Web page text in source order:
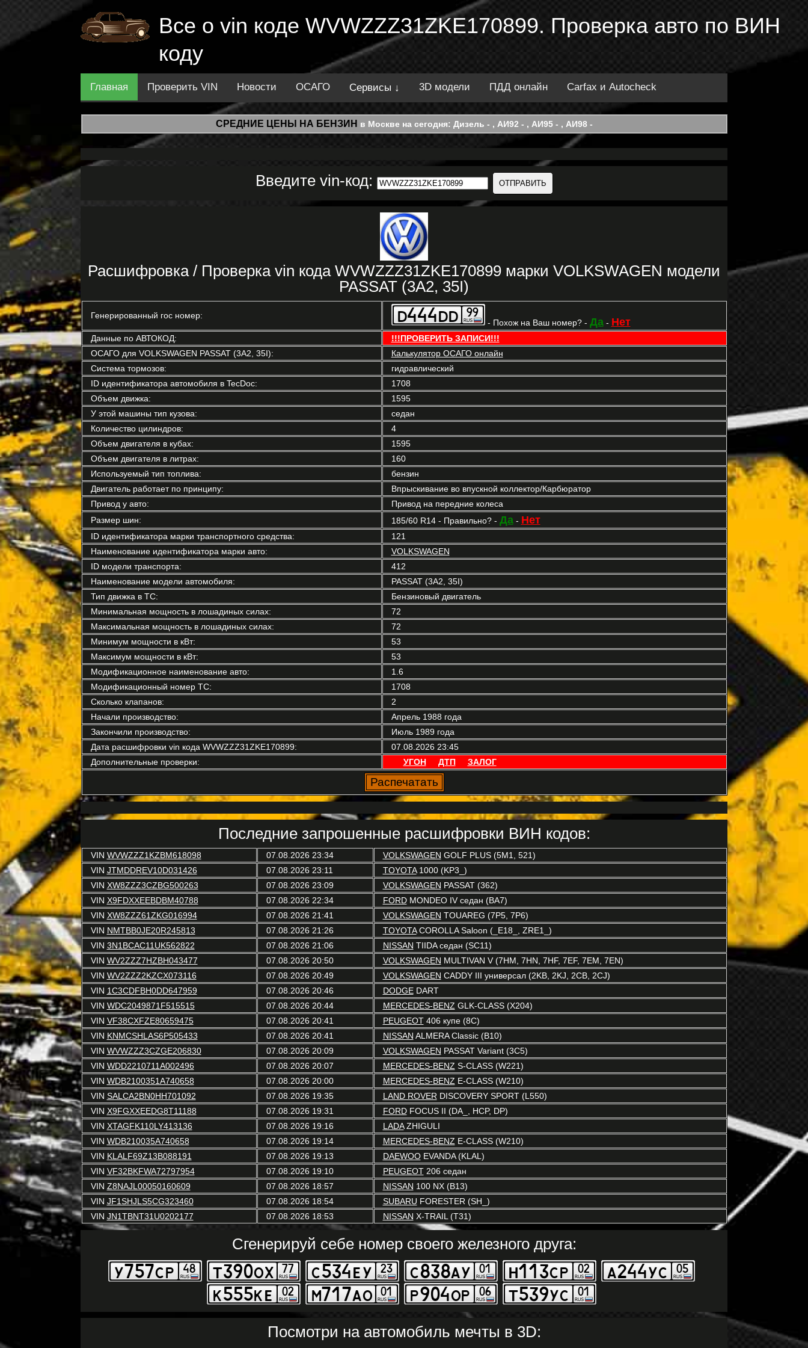
Все о vin коде WVWZZZ31ZKE170899. Проверка авто по ВИН
коду
Главная Проверить VIN Новости ОСАГО Сервисы ↓ 3D модели ПДД онлайн Carfax и Autocheck
СРЕДНИЕ ЦЕНЫ НА БЕНЗИН в Москве на сегодня: Дизель - , АИ92 - , АИ95 - , АИ98 -
Введите vin-код:
Расшифровка / Проверка vin кода WVWZZZ31ZKE170899 марки VOLKSWAGEN модели
PASSAT (3A2, 35I)
Генерированный гос номер:
- Похож на Ваш номер? - Да- Нет
Данные по АВТОКОД:
!!!ПРОВЕРИТЬ ЗАПИСИ!!!
ОСАГО для VOLKSWAGEN PASSAT (3A2, 35I):
Калькулятор ОСАГО онлайн
Система тормозов:
гидравлический
ID идентификатора автомобиля в TecDoc:
1708
Объем движка:
1595
У этой машины тип кузова:
седан
Количество цилиндров:
4
Объем двигателя в кубах:
1595
Объем двигателя в литрах:
160
Используемый тип топлива:
бензин
Двигатель работает по принципу:
Впрыскивание во впускной коллектор/Карбюратор
Привод у авто:
Привод на передние колеса
Размер шин:
185/60 R14 - Правильно? - Да- Нет
ID идентификатора марки транспортного средства:
121
Наименование идентификатора марки авто:
VOLKSWAGEN
ID модели транспорта:
412
Наименование модели автомобиля:
PASSAT (3A2, 35I)
Тип движка в ТС:
Бензиновый двигатель
Минимальная мощность в лошадиных силах:
72
Максимальная мощность в лошадиных силах:
72
Минимум мощности в кВт:
53
Максимум мощности в кВт:
53
Модификационное наименование авто:
1.6
Модификационный номер ТС:
1708
Сколько клапанов:
2
Начали производство:
Апрель 1988 года
Закончили производство:
Июль 1989 года
Дата расшифровки vin кода WVWZZZ31ZKE170899:
07.08.2026 23:45
Дополнительные проверки:
УГОН ДТП ЗАЛОГ
Последние запрошенные расшифровки ВИН кодов:
VIN WVWZZZ1KZBM618098 07.08.2026 23:34 VOLKSWAGEN GOLF PLUS (5M1, 521)
VIN JTMDDREV10D031426 07.08.2026 23:11 TOYOTA1000 (KP3_)
VIN XW8ZZZ3CZBG500263 07.08.2026 23:09 VOLKSWAGEN PASSAT (362)
VIN X9FDXXEEBDBM40788 07.08.2026 22:34 FORDMONDEO IV седан (BA7)
VIN XW8ZZZ61ZKG016994 07.08.2026 21:41 VOLKSWAGEN TOUAREG (7P5, 7P6)
VIN NMTBB0JE20R245813 07.08.2026 21:26 TOYOTACOROLLA Saloon (_E18_, ZRE1_)
VIN 3N1BCAC11UK562822 07.08.2026 21:06 NISSAN TIIDA седан (SC11)
VIN WV2ZZZ7HZBH043477 07.08.2026 20:50 VOLKSWAGEN MULTIVAN V (7HM, 7HN, 7HF, 7EF, 7EM, 7EN)
VIN WV2ZZZ2KZCX073116 07.08.2026 20:49 VOLKSWAGEN CADDY III универсал (2KB, 2KJ, 2CB, 2CJ)
VIN 1C3CDFBH0DD647959 07.08.2026 20:46 DODGEDART
VIN WDC2049871F515515 07.08.2026 20:44 MERCEDES-BENZ GLK-CLASS (X204)
VIN VF38CXFZE80659475 07.08.2026 20:41 PEUGEOT406 купе (8C)
VIN KNMCSHLAS6P505433 07.08.2026 20:41 NISSAN ALMERA Classic (B10)
VIN WVWZZZ3CZGE206830 07.08.2026 20:09 VOLKSWAGEN PASSAT Variant (3C5)
VIN WDD2210711A002496 07.08.2026 20:07 MERCEDES-BENZ S-CLASS (W221)
VIN WDB2100351A740658 07.08.2026 20:00 MERCEDES-BENZ E-CLASS (W210)
VIN SALCA2BN0HH701092 07.08.2026 19:35 LAND ROVER DISCOVERY SPORT (L550)
VIN X9FGXXEEDG8T11188 07.08.2026 19:31 FORDFOCUS II (DA_, HCP, DP)
VIN XTAGFK110LY413136 07.08.2026 19:16 LADAZHIGULI
VIN WDB210035A740658 07.08.2026 19:14 MERCEDES-BENZ E-CLASS (W210)
VIN KLALF69Z13B088191 07.08.2026 19:13 DAEWOOEVANDA (KLAL)
VIN VF32BKFWA72797954 07.08.2026 19:10 PEUGEOT206 седан
VIN Z8NAJL00050160609 07.08.2026 18:57 NISSAN 100 NX (B13)
VIN JF1SHJLS5CG323460 07.08.2026 18:54 SUBARU FORESTER (SH_)
VIN JN1TBNT31U0202177 07.08.2026 18:53 NISSAN X-TRAIL (T31)
Сгенерируй себе номер своего железного друга:
Посмотри на автомобиль мечты в 3D: